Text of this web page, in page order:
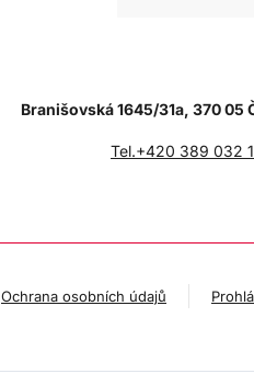
Branišovská 1645/31a, 370 05
Tel.+420 389 032
Ochrana osobních údajů